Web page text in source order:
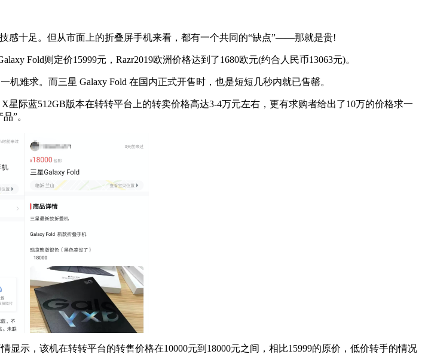
感十足。但从市面上的折叠屏手机来看，都有一个共同的“缺点”——那就是贵!
Fold则定价15999元，Razr2019欧洲价格达到了1680欧元(约合人民币13063元)。
难求。而三星 Galaxy Fold 在国内正式开售时，也是短短几秒内就已售罄。
际蓝512GB版本在转转平台上的转卖价格高达3-4万元左右，更有求购者给出了10万的价格求一
”。
示，该机在转转平台的转售价格在10000元到18000元之间，相比15999的原价，低价转手的情况